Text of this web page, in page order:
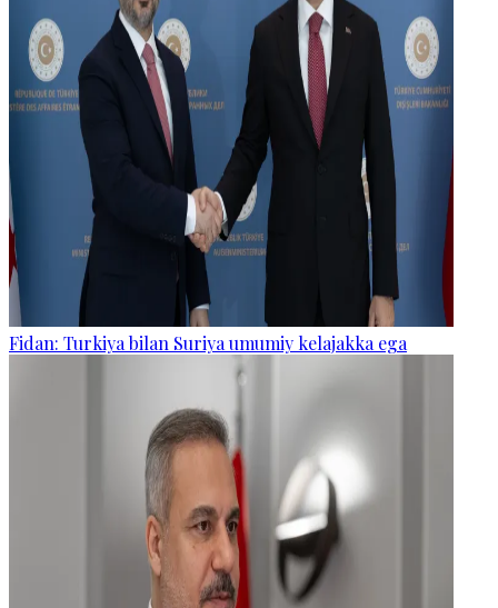
Fidan: Turkiya bilan Suriya umumiy kelajakka ega